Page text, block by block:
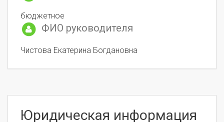
бюджетное
ФИО руководителя
Чистова Екатерина Богдановна
Юридическая информация